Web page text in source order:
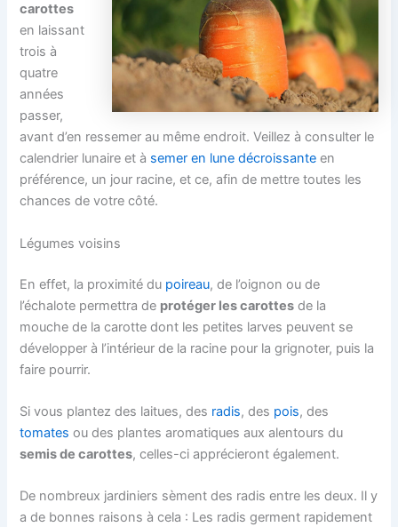
carottes
en laissant
trois à
quatre
années
passer,
avant d’en ressemer au même endroit. Veillez à consulter le
calendrier lunaire et à semer en lune décroissante en
préférence, un jour racine, et ce, afin de mettre toutes les
chances de votre côté.
Légumes voisins
En effet, la proximité du poireau, de l’oignon ou de
l’échalote permettra de protéger les carottes de la
mouche de la carotte dont les petites larves peuvent se
développer à l’intérieur de la racine pour la grignoter, puis la
faire pourrir.
Si vous plantez des laitues, des radis, des pois, des
tomates ou des plantes aromatiques aux alentours du
semis de carottes, celles-ci apprécieront également.
De nombreux jardiniers sèment des radis entre les deux. Il y
a de bonnes raisons à cela : Les radis germent rapidement